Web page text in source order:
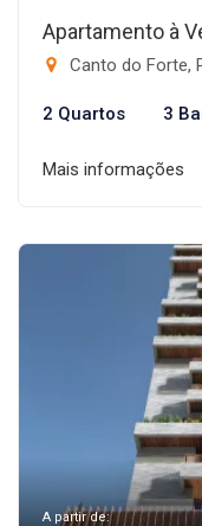
Apartamento à
Canto do Forte,
2 Quartos 3
Mais informações
A partir de: